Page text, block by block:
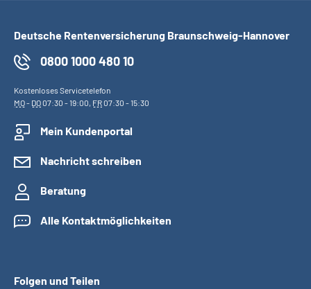
Deutsche Rentenversicherung Braunschweig-Hannover
0800 1000 480 10
Kostenloses Servicetelefon
MO- DO07:30 - 19:00, FR07:30 - 15:30
Mein Kundenportal
Nachricht schreiben
Beratung
Alle Kontaktmöglichkeiten
Folgen und Teilen